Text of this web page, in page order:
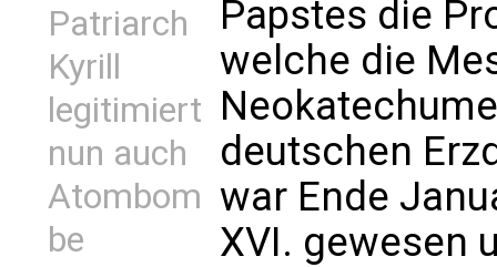
Patriarch
Kyrill
legitimiert
nun auch
Atombom
be
Papstes die
welche die
deutschen
war Ende
XVI. gewesen